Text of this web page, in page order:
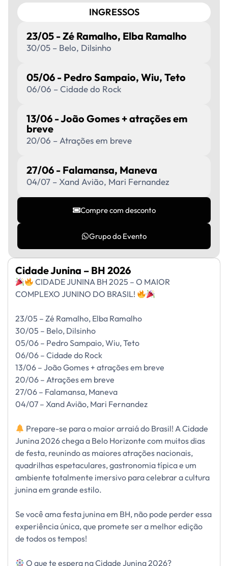
INGRESSOS
23/05 - Zé Ramalho, Elba Ramalho
30/05 – Belo, Dilsinho
05/06 - Pedro Sampaio, Wiu, Teto
06/06 – Cidade do Rock
13/06 - João Gomes + atrações em
breve
20/06 – Atrações em breve
27/06 - Falamansa, Maneva
04/07 – Xand Avião, Mari Fernandez
Compre com desconto
Grupo do Evento
Cidade Junina – BH 2026
CIDADE JUNINA BH 2025 – O MAIOR
COMPLEXO JUNINO DO BRASIL!
23/05 – Zé Ramalho, Elba Ramalho
30/05 – Belo, Dilsinho
05/06 – Pedro Sampaio, Wiu, Teto
06/06 – Cidade do Rock
13/06 – João Gomes + atrações em breve
20/06 – Atrações em breve
27/06 – Falamansa, Maneva
04/07 – Xand Avião, Mari Fernandez
Prepare-se para o maior arraiá do Brasil! A Cidade
Junina 2026 chega a Belo Horizonte com muitos dias
de festa, reunindo as maiores atrações nacionais,
quadrilhas espetaculares, gastronomia típica e um
ambiente totalmente imersivo para celebrar a cultura
junina em grande estilo.
Se você ama festa junina em BH, não pode perder essa
experiência única, que promete ser a melhor edição
de todos os tempos!
O que te espera na Cidade Junina 2026?